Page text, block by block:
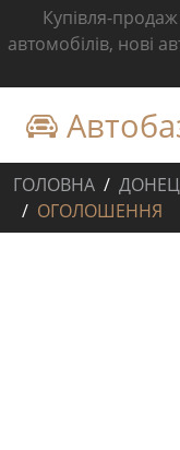
Купівля-
автомобілів, нові
ГОЛОВНА
ОГОЛОШЕННЯ